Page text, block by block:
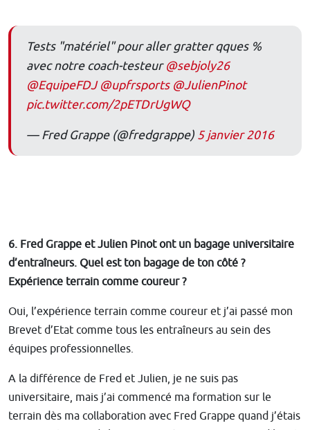
Tests "matériel" pour aller gratter qques %
avec notre coach-testeur@sebjoly26
@EquipeFDJ @upfrsports @JulienPinot
pic.twitter.com/2pETDrUgWQ
— Fred Grappe (@fredgrappe) 5 janvier 2016
6. Fred Grappe et Julien Pinot ont un bagage universitaire
d’entraîneurs. Quel est ton bagage de ton côté ?
Expérience terrain comme coureur ?
Oui, l’expérience terrain comme coureur et j’ai passé mon
Brevet d’Etat comme tous les entraîneurs au sein des
équipes professionnelles.
A la différence de Fred et Julien, je ne suis pas
universitaire, mais j’ai commencé ma formation sur le
terrain dès ma collaboration avec Fred Grappe quand j’étais